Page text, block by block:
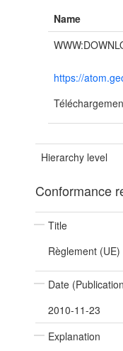
Name
https://
Hierarchy level
Conformance
Title
Règlement
Date
2010-11-23
Explanation